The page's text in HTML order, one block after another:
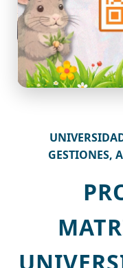
GESTIONES,